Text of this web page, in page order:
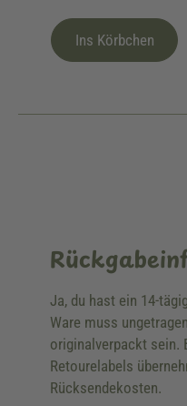
Ins Körbchen
Ja, du hast ein 14-
Ware muss
originalverpackt sein.
Retourelabels
Rücksendekosten.